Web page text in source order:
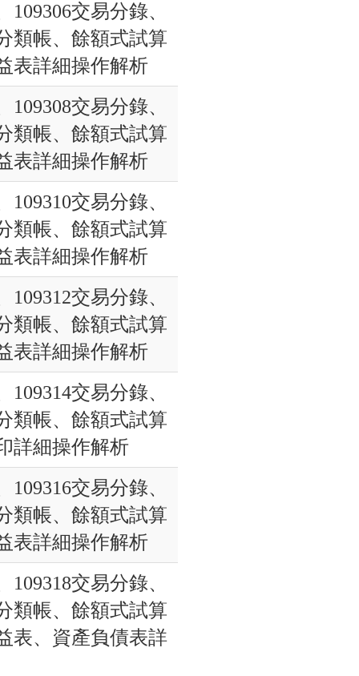
109306交易分錄、
類帳、餘額式試算
表詳細操作解析
109308交易分錄、
類帳、餘額式試算
表詳細操作解析
109310交易分錄、
類帳、餘額式試算
表詳細操作解析
109312交易分錄、
類帳、餘額式試算
表詳細操作解析
109314交易分錄、
類帳、餘額式試算
詳細操作解析
109316交易分錄、
類帳、餘額式試算
表詳細操作解析
109318交易分錄、
類帳、餘額式試算
表、資產負債表詳